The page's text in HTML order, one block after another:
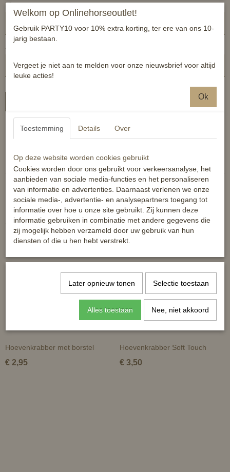
hb
Aantal
Paardenborstel met extra lange borstelharen.
Ook interessant
Hoevenkrabber met borstel
€ 2,95
Hoevenkrabber Soft Touch
€ 3,50
Welkom op Onlinehorseoutlet!
Gebruik PARTY10 voor 10% extra korting, ter ere van ons 10-
jarig bestaan.
Vergeet je niet aan te melden voor onze nieuwsbrief voor altijd
leuke acties!
Ok
Toestemming Details Over
Op deze website worden cookies gebruikt
Cookies worden door ons gebruikt voor verkeersanalyse, het
aanbieden van sociale media-functies en het personaliseren
van informatie en advertenties. Daarnaast verlenen we onze
sociale media-, advertentie- en analysepartners toegang tot
informatie over hoe u onze site gebruikt. Zij kunnen deze
informatie gebruiken in combinatie met andere gegevens die
zij mogelijk hebben verzameld door uw gebruik van hun
diensten of die u hen hebt verstrekt.
Later opnieuw tonen Selectie toestaan
Alles toestaan Nee, niet akkoord